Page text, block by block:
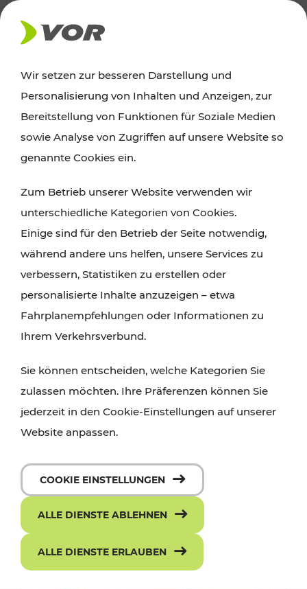
AKTUELLES
News
Alle wichtigen Meldungen zu Fahrplanänderungen,
finden Sie hier im Überblick.
Wir setzen zur besseren Darstellung und
Personalisierung von Inhalten und Anzeigen, zur
Bereitstellung von Funktionen für Soziale Medien
sowie Analyse von Zugriffen auf unsere Website so
genannte Cookies ein.
Zum Betrieb unserer Website verwenden wir
unterschiedliche Kategorien von Cookies.
Einige sind für den Betrieb der Seite notwendig,
während andere uns helfen, unsere Services zu
verbessern, Statistiken zu erstellen oder
personalisierte Inhalte anzuzeigen – etwa
Fahrplanempfehlungen oder Informationen zu
Ihrem Verkehrsverbund.
Sie können entscheiden, welche Kategorien Sie
zulassen möchten. Ihre Präferenzen können Sie
jederzeit in den Cookie-Einstellungen auf unserer
Website anpassen.
COOKIE EINSTELLUNGEN
ALLE DIENSTE ABLEHNEN
ALLE DIENSTE ERLAUBEN